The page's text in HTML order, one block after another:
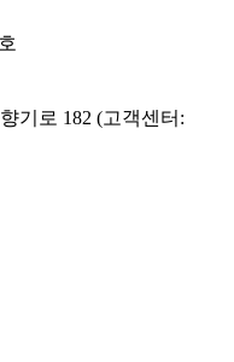
기로 182 (고객센터: